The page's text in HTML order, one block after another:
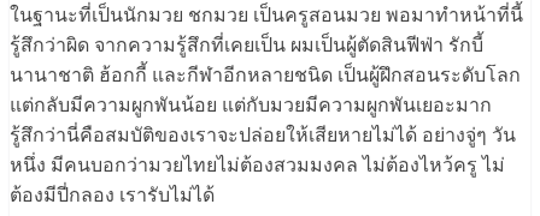
ในฐานะที่เป็นนักมวย ชกมวย เป็นครูสอนมวย พอมาทำหน้าที่นี้
รู้สึกว่าผิด จากความรู้สึกที่เคยเป็น ผมเป็นผู้ตัดสินฟีฟ่า รักบี้
นานาชาติ ฮ้อกกี้ และกีฬาอีกหลายชนิด เป็นผู้ฝึกสอนระดับโลก
แต่กลับมีความผูกพันน้อย แต่กับมวยมีความผูกพันเยอะมาก
รู้สึกว่านี่คือสมบัติของเราจะปล่อยให้เสียหายไม่ได้ อย่างจู่ๆ วัน
หนึ่ง มีคนบอกว่ามวยไทยไม่ต้องสวมมงคล ไม่ต้องไหว้ครู ไม่
ต้องมีปี่กลอง เรารับไม่ได้